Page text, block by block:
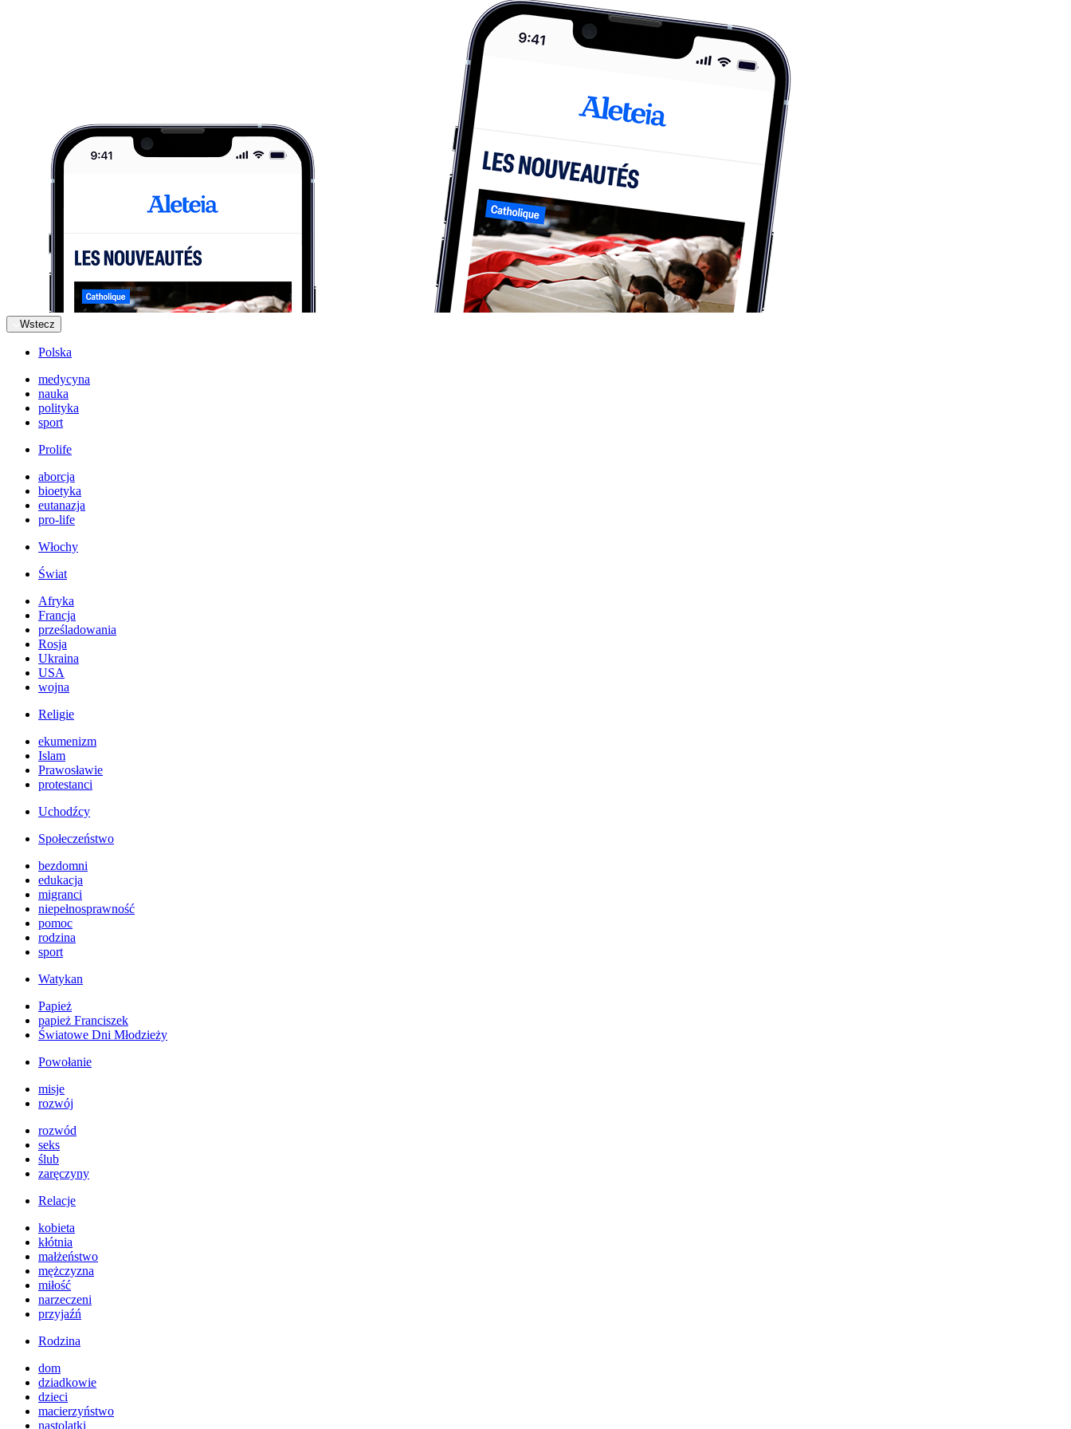
Wstecz
Polska
medycyna
nauka
polityka
sport
Prolife
aborcja
bioetyka
eutanazja
pro-life
Włochy
Świat
Afryka
Francja
prześladowania
Rosja
Ukraina
USA
wojna
Religie
ekumenizm
Islam
Prawosławie
protestanci
Uchodźcy
Społeczeństwo
bezdomni
edukacja
migranci
niepełnosprawność
pomoc
rodzina
sport
Watykan
Papież
papież Franciszek
Światowe Dni Młodzieży
Powołanie
misje
rozwój
rozwód
seks
ślub
zaręczyny
Relacje
kobieta
kłótnia
małżeństwo
mężczyzna
miłość
narzeczeni
przyjaźń
Rodzina
dom
dziadkowie
dzieci
macierzyństwo
nastolatki